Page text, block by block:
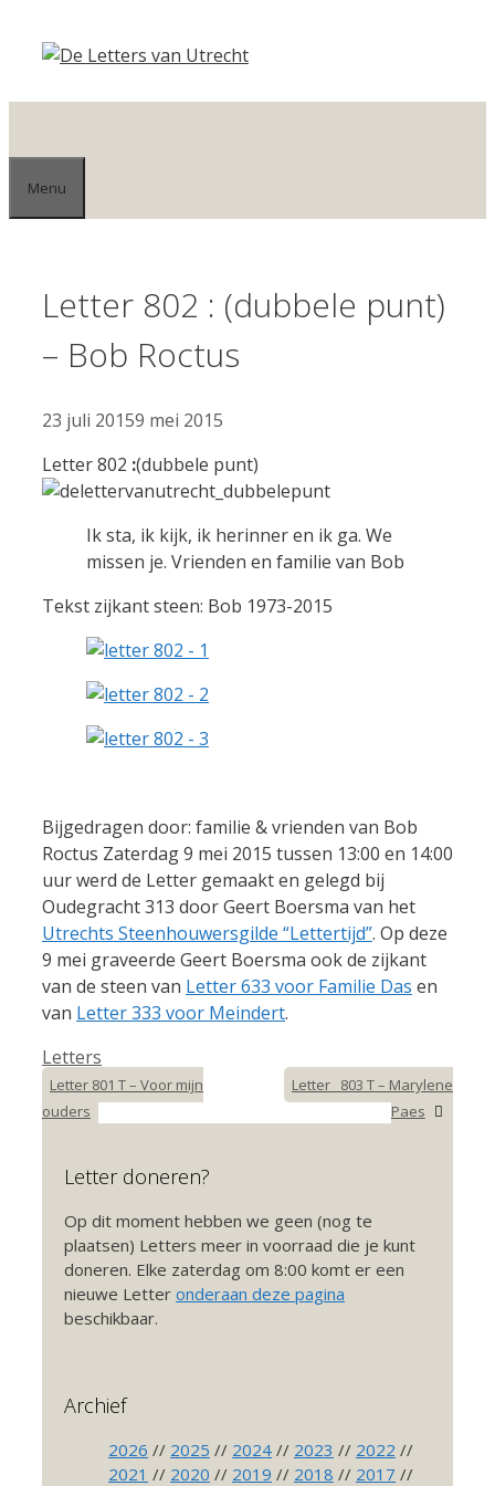
naar
inhoud
Menu
Letter 802 : (dubbele punt)
– Bob Roctus
23 juli 20159 mei 2015
Letter 802 :(dubbele punt)
Ik sta, ik kijk, ik herinner en ik ga. We
missen je. Vrienden en familie van Bob
Tekst zijkant steen: Bob 1973-2015
Bijgedragen door: familie & vrienden van Bob
Roctus Zaterdag 9 mei 2015 tussen 13:00 en 14:00
uur werd de Letter gemaakt en gelegd bij
Oudegracht 313 door Geert Boersma van het
Utrechts Steenhouwersgilde “Lettertijd”. Op deze
9 mei graveerde Geert Boersma ook de zijkant
van de steen van Letter 633 voor Familie Das en
van Letter 333 voor Meindert.
Categorieën
Letters
Letter 801 T – Voor mijn
ouders
Letter _803 T – Marylene
Paes
Letter doneren?
Op dit moment hebben we geen (nog te
plaatsen) Letters meer in voorraad die je kunt
doneren. Elke zaterdag om 8:00 komt er een
nieuwe Letter onderaan deze pagina
beschikbaar.
Archief
2026 // 2025 // 2024 // 2023 // 2022 //
2021 // 2020 // 2019 // 2018 // 2017 //